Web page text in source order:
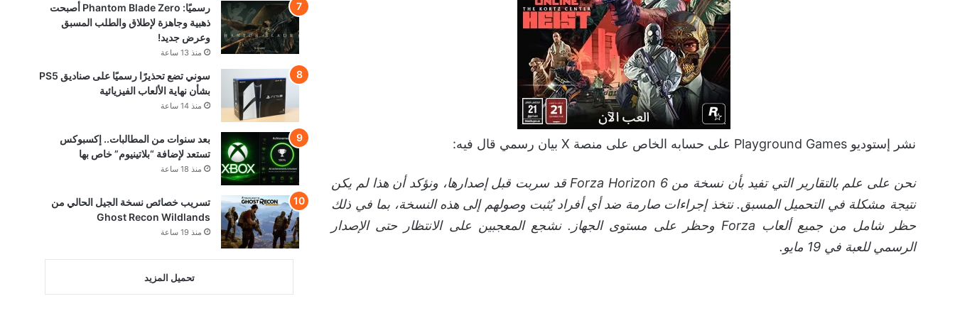
نشر إستوديو Playground Games على حسابه الخاص على منصة X بيان رسمي قال فيه:
نحن على علم بالتقارير التي تفيد بأن نسخة من Forza Horizon 6 قد سربت قبل إصدارها، ونؤكد أن هذا لم يكن
نتيجة مشكلة في التحميل المسبق. نتخذ إجراءات صارمة ضد أي أفراد يُثبت وصولهم إلى هذه النسخة، بما في ذلك
حظر شامل من جميع ألعاب Forza وحظر على مستوى الجهاز. نشجع المعجبين على الانتظار حتى الإصدار
الرسمي للعبة في 19 مايو.
رسميًا: Phantom Blade Zero أصبحت
ذهبية وجاهزة لإطلاق والطلب المسبق
وعرض جديد!
منذ 13 ساعة
سوني تضع تحذيرًا رسميًا على صناديق PS5
بشأن نهاية الألعاب الفيزيائية
منذ 14 ساعة
بعد سنوات من المطالبات.. إكسبوكس
تستعد لإضافة “بلاتينيوم” خاص بها
منذ 18 ساعة
تسريب خصائص نسخة الجيل الحالي من
Ghost Recon Wildlands
منذ 19 ساعة
تحميل المزيد